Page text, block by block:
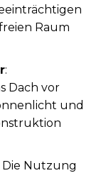
Raum
:
Dach vor
und
Die Nutzung